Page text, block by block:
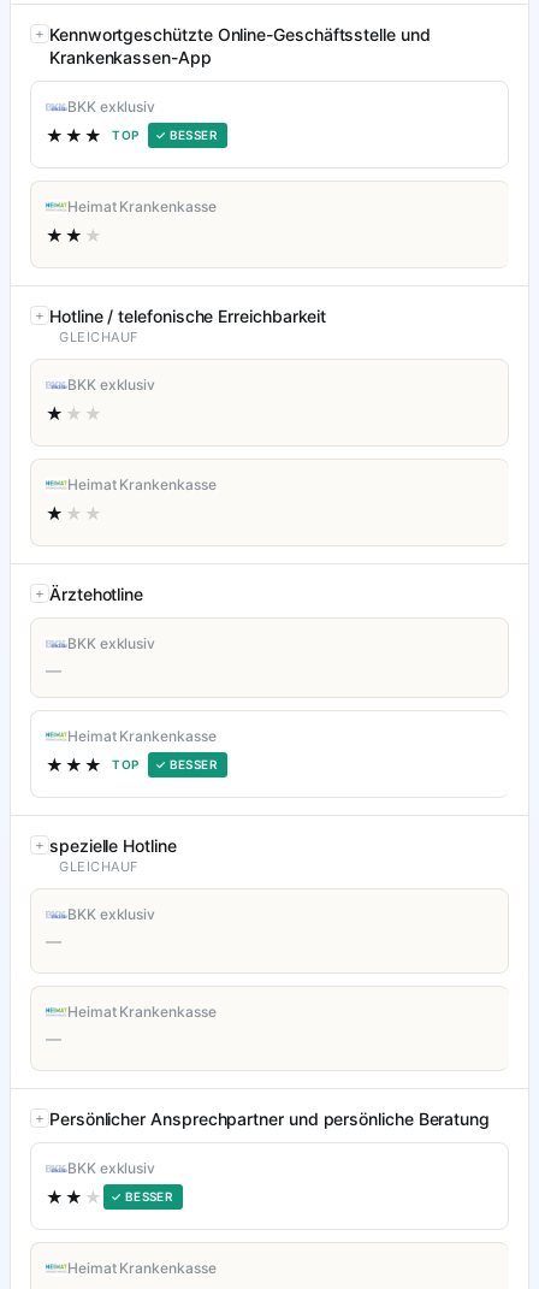
Kennwortgeschützte Online-Geschäftsstelle und
Krankenkassen-App
BKK exklusiv
★★★ TOP ✓ BESSER
Heimat Krankenkasse
★★ ★
Hotline / telefonische Erreichbarkeit
GLEICHAUF
BKK exklusiv
★ ★★
Heimat Krankenkasse
★ ★★
Ärztehotline
BKK exklusiv
—
Heimat Krankenkasse
★★★ TOP ✓ BESSER
spezielle Hotline
GLEICHAUF
BKK exklusiv
—
Heimat Krankenkasse
—
Persönlicher Ansprechpartner und persönliche Beratung
BKK exklusiv
★★ ★ ✓ BESSER
Heimat Krankenkasse